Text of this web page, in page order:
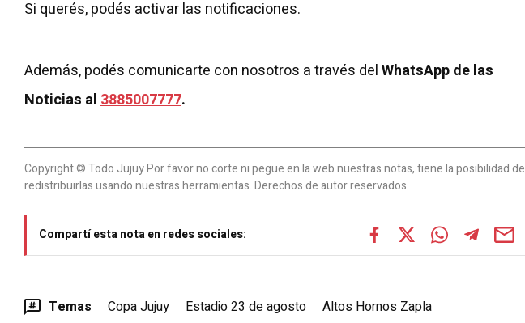
Si querés, podés activar las notificaciones.
Además, podés comunicarte con nosotros a través delWhatsApp de las
Noticias al3885007777.
Copyright © Todo Jujuy Por favor no corte ni pegue en la web nuestras notas, tiene la posibilidad de
redistribuirlas usando nuestras herramientas. Derechos de autor reservados.
Compartí esta nota en redes sociales:
Temas Copa Jujuy Estadio 23 de agosto Altos Hornos Zapla